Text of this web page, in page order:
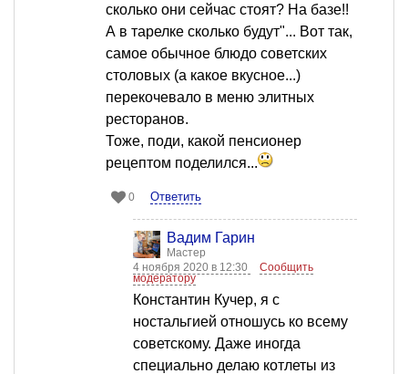
сколько они сейчас стоят? На базе!!
А в тарелке сколько будут"... Вот так,
самое обычное блюдо советских
столовых (а какое вкусное...)
перекочевало в меню элитных
ресторанов.
Тоже, поди, какой пенсионер
рецептом поделился...
0 Ответить
Вадим Гарин
Мастер
4 ноября 2020 в 12:30
Сообщить
модератору
Константин Кучер, я с
ностальгией отношусь ко всему
советскому. Даже иногда
специально делаю котлеты из